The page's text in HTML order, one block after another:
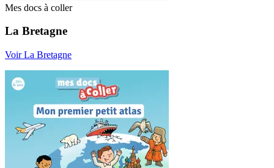
Mes docs à coller
La Bretagne
Voir La Bretagne